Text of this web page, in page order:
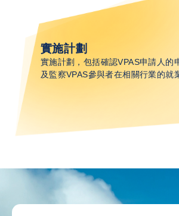
實施計劃
實施計劃，包括確認VPAS申請人的
及監察VPAS參與者在相關行業的就